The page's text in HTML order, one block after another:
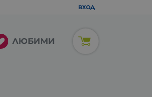
ВХОД
ЛЮБИМИ